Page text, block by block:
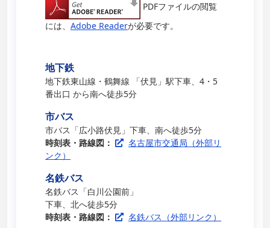
PDFファイルの閲覧
には、 Adobe Readerが必要です。
地下鉄
地下鉄東山線・鶴舞線 「伏見」駅下車、4・5
番出口 から南へ徒歩5分
市バス
市バス「広小路伏見」下車、南へ徒歩5分
時刻表・路線図：
名古屋市交通局（外部リ
ンク）
名鉄バス
名鉄バス「白川公園前」
下車、北へ徒歩5分
時刻表・路線図：
名鉄バス（外部リンク）